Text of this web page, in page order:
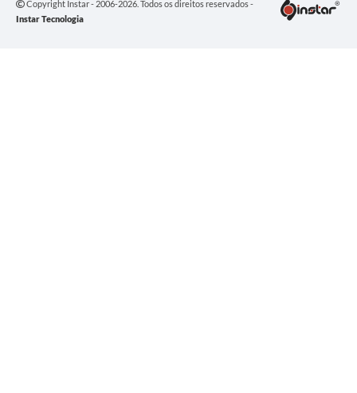
Copyright Instar - 2006-2026. Todos os direitos reservados -
Instar Tecnologia